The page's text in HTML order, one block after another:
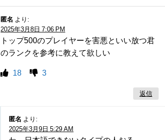
匿名 より:
2025年3月8日 7:06 PM
トップ500のプレイヤーを害悪といい放つ君
のランクを参考に教えて欲しい
18 3
返信
匿名 より:
2025年3月9日 5:29 AM